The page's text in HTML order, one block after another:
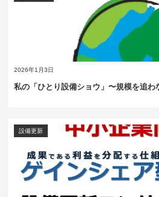
2026年1月3日
私の「ひとり設備ショウ」〜規模を追わ
設備更新